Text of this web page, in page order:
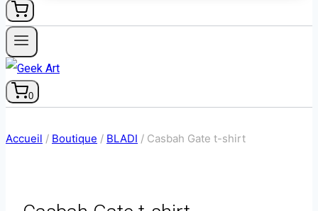
0
Accueil / Boutique / BLADI / Casbah Gate t-shirt